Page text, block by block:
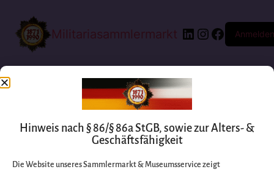
Militariasammlermarkt Anmelden
Hinweis nach § 86/§ 86a StGB, sowie zur Alters- &
Geschäftsfähigkeit
Die Website unseres Sammlermarkt & Museumsservice zeigt